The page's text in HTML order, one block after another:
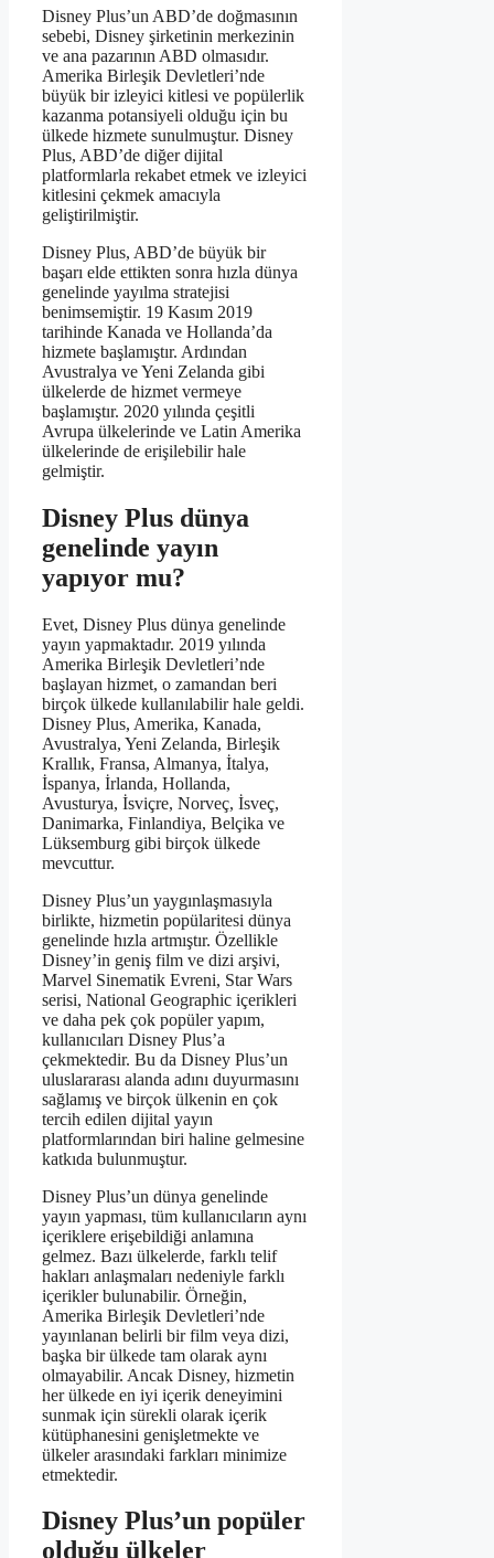
Disney Plus’un ABD’de doğmasının
sebebi, Disney şirketinin merkezinin
ve ana pazarının ABD olmasıdır.
Amerika Birleşik Devletleri’nde
büyük bir izleyici kitlesi ve popülerlik
kazanma potansiyeli olduğu için bu
ülkede hizmete sunulmuştur. Disney
Plus, ABD’de diğer dijital
platformlarla rekabet etmek ve izleyici
kitlesini çekmek amacıyla
geliştirilmiştir.
Disney Plus, ABD’de büyük bir
başarı elde ettikten sonra hızla dünya
genelinde yayılma stratejisi
benimsemiştir. 19 Kasım 2019
tarihinde Kanada ve Hollanda’da
hizmete başlamıştır. Ardından
Avustralya ve Yeni Zelanda gibi
ülkelerde de hizmet vermeye
başlamıştır. 2020 yılında çeşitli
Avrupa ülkelerinde ve Latin Amerika
ülkelerinde de erişilebilir hale
gelmiştir.
Disney Plus dünya
genelinde yayın
yapıyor mu?
Evet, Disney Plus dünya genelinde
yayın yapmaktadır. 2019 yılında
Amerika Birleşik Devletleri’nde
başlayan hizmet, o zamandan beri
birçok ülkede kullanılabilir hale geldi.
Disney Plus, Amerika, Kanada,
Avustralya, Yeni Zelanda, Birleşik
Krallık, Fransa, Almanya, İtalya,
İspanya, İrlanda, Hollanda,
Avusturya, İsviçre, Norveç, İsveç,
Danimarka, Finlandiya, Belçika ve
Lüksemburg gibi birçok ülkede
mevcuttur.
Disney Plus’un yaygınlaşmasıyla
birlikte, hizmetin popülaritesi dünya
genelinde hızla artmıştır. Özellikle
Disney’in geniş film ve dizi arşivi,
Marvel Sinematik Evreni, Star Wars
serisi, National Geographic içerikleri
ve daha pek çok popüler yapım,
kullanıcıları Disney Plus’a
çekmektedir. Bu da Disney Plus’un
uluslararası alanda adını duyurmasını
sağlamış ve birçok ülkenin en çok
tercih edilen dijital yayın
platformlarından biri haline gelmesine
katkıda bulunmuştur.
Disney Plus’un dünya genelinde
yayın yapması, tüm kullanıcıların aynı
içeriklere erişebildiği anlamına
gelmez. Bazı ülkelerde, farklı telif
hakları anlaşmaları nedeniyle farklı
içerikler bulunabilir. Örneğin,
Amerika Birleşik Devletleri’nde
yayınlanan belirli bir film veya dizi,
başka bir ülkede tam olarak aynı
olmayabilir. Ancak Disney, hizmetin
her ülkede en iyi içerik deneyimini
sunmak için sürekli olarak içerik
kütüphanesini genişletmekte ve
ülkeler arasındaki farkları minimize
etmektedir.
Disney Plus’un popüler
olduğu ülkeler